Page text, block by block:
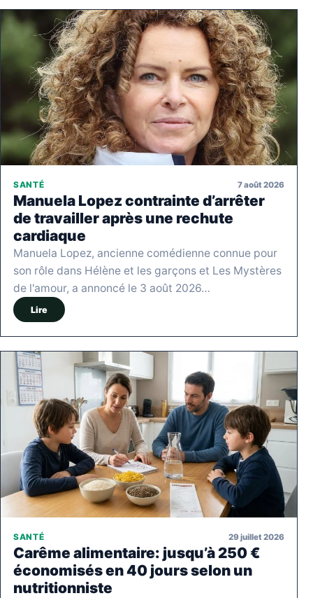
SANTÉ 7 août 2026
Manuela Lopez contrainte d’arrêter
de travailler après une rechute
cardiaque
Manuela Lopez, ancienne comédienne connue pour
son rôle dans Hélène et les garçons et Les Mystères
de l'amour, a annoncé le 3 août 2026…
Lire
SANTÉ 29 juillet 2026
Carême alimentaire: jusqu’à 250 €
économisés en 40 jours selon un
nutritionniste